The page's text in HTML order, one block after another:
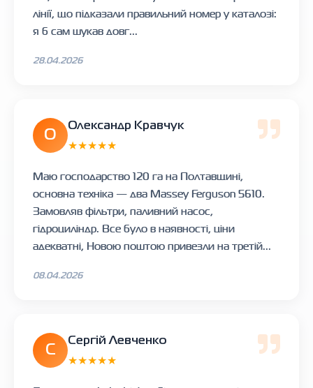
лінії, що підказали правильний номер у каталозі:
я б сам шукав довг...
28.04.2026
О
Олександр Кравчук
★★★★★
Маю господарство 120 га на Полтавщині,
основна техніка — два Massey Ferguson 5610.
Замовляв фільтри, паливний насос,
гідроциліндр. Все було в наявності, ціни
адекватні, Новою поштою привезли на третій...
08.04.2026
С
Сергій Левченко
★★★★★